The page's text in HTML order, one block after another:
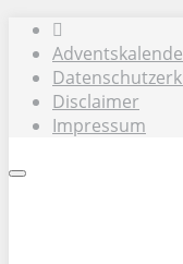
Skip
main
contentDisclaimer
Impressum
Toggle